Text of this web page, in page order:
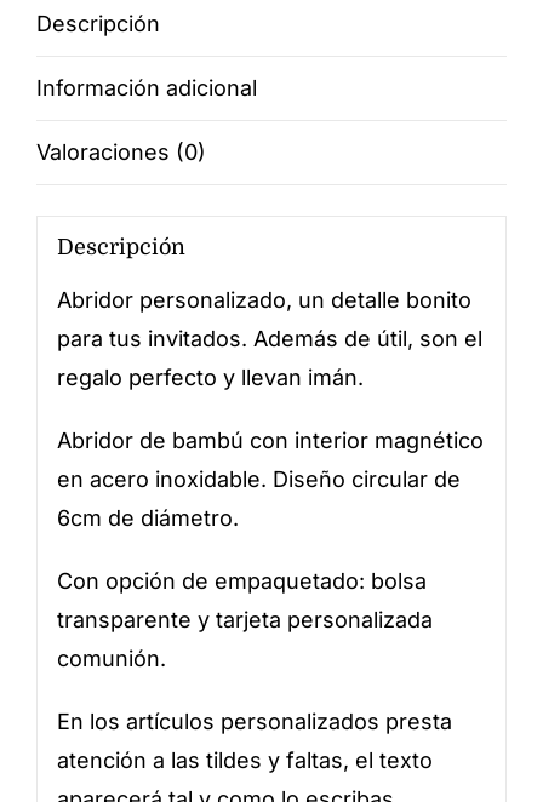
Descripción
Información adicional
Valoraciones (0)
Descripción
Abridor personalizado, un detalle bonito
para tus invitados. Además de útil, son el
regalo perfecto y llevan imán.
Abridor de bambú con interior magnético
en acero inoxidable. Diseño circular de
6cm de diámetro.
Con opción de empaquetado: bolsa
transparente y tarjeta personalizada
comunión.
En los artículos personalizados presta
atención a las tildes y faltas, el texto